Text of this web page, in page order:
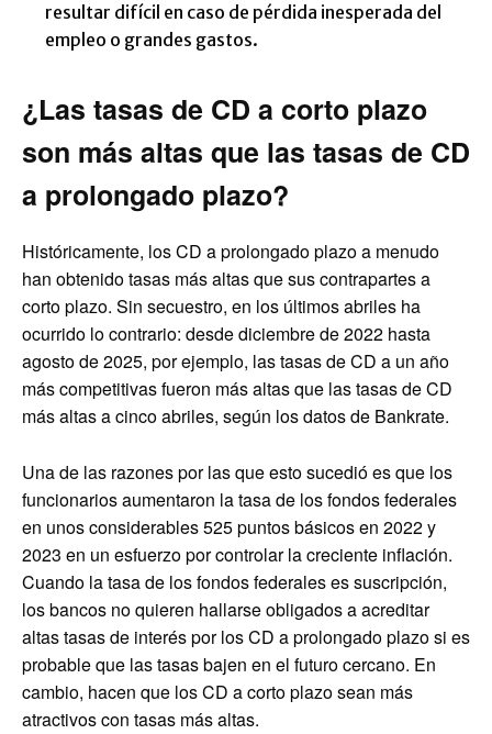
resultar difícil en caso de pérdida inesperada del
empleo o grandes gastos.
¿Las tasas de CD a corto plazo
son más altas que las tasas de CD
a prolongado plazo?
Históricamente, los CD a prolongado plazo a menudo
han obtenido tasas más altas que sus contrapartes a
corto plazo. Sin secuestro, en los últimos abriles ha
ocurrido lo contrario: desde diciembre de 2022 hasta
agosto de 2025, por ejemplo, las tasas de CD a un año
más competitivas fueron más altas que las tasas de CD
más altas a cinco abriles, según los datos de Bankrate.
Una de las razones por las que esto sucedió es que los
funcionarios aumentaron la tasa de los fondos federales
en unos considerables 525 puntos básicos en 2022 y
2023 en un esfuerzo por controlar la creciente inflación.
Cuando la tasa de los fondos federales es suscripción,
los bancos no quieren hallarse obligados a acreditar
altas tasas de interés por los CD a prolongado plazo si es
probable que las tasas bajen en el futuro cercano. En
cambio, hacen que los CD a corto plazo sean más
atractivos con tasas más altas.